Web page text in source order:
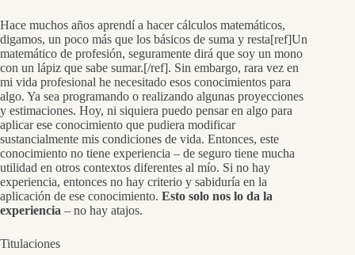
Hace muchos años aprendí a hacer cálculos matemáticos,
digamos, un poco más que los básicos de suma y resta[ref]Un
matemático de profesión, seguramente dirá que soy un mono
con un lápiz que sabe sumar.[/ref]. Sin embargo, rara vez en
mi vida profesional he necesitado esos conocimientos para
algo. Ya sea programando o realizando algunas proyecciones
y estimaciones. Hoy, ni siquiera puedo pensar en algo para
aplicar ese conocimiento que pudiera modificar
sustancialmente mis condiciones de vida. Entonces, este
conocimiento no tiene experiencia – de seguro tiene mucha
utilidad en otros contextos diferentes al mío. Si no hay
experiencia, entonces no hay criterio y sabiduría en la
aplicación de ese conocimiento. Esto solo nos lo da la
experiencia – no hay atajos.
Titulaciones